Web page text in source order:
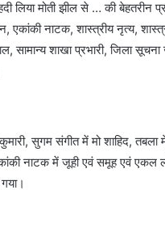
लिया मोती झील से … की बेहतरीन
एकांकी नाटक, शास्त्रीय नृत्य,
सामान्य शाखा प्रभारी, जिला सूचना
सुगम संगीत में मो शाहिद,
नाटक में जूही एवं समूह एवं एकल